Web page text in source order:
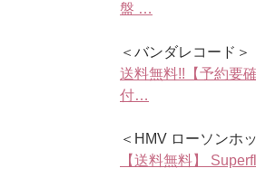
盤 …
＜バンダレコード＞
送料無料!!【予約要
付…
＜HMV ローソンホ
【送料無料】